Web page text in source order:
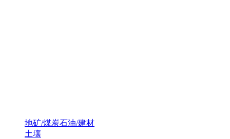
地矿/煤炭石油/建材
土壤